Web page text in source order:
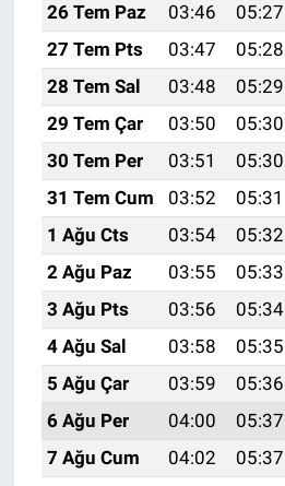
26 Tem Paz
03:46 05:27
27 Tem Pts
03:47 05:28
28 Tem Sal
03:48 05:29
29 Tem Çar
03:50 05:30
30 Tem Per
03:51 05:30
31 Tem Cum
03:52 05:31
1 Ağu Cts
03:54 05:32
2 Ağu Paz
03:55 05:33
3 Ağu Pts
03:56 05:34
4 Ağu Sal
03:58 05:35
5 Ağu Çar
03:59 05:36
6 Ağu Per
04:00 05:37
7 Ağu Cum
04:02 05:37